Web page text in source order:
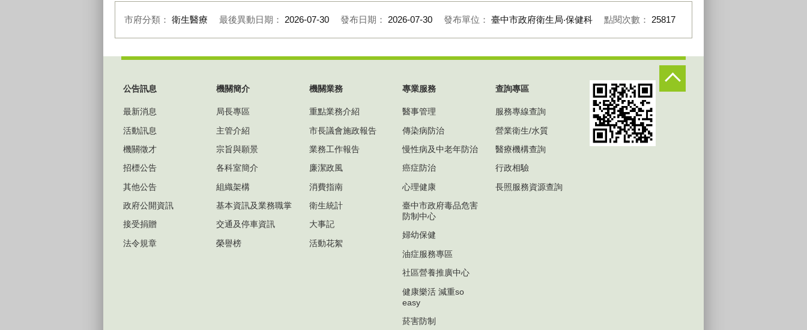
市府分類： 衛生醫療 最後異動日期： 2026-07-30 發布日期： 2026-07-30 發布單位： 臺中市政府衛生局‧保健科 點閱次數： 25817
公告訊息
最新消息
活動訊息
機關徵才
招標公告
其他公告
政府公開資訊
接受捐贈
法令規章
機關簡介
局長專區
主管介紹
宗旨與願景
各科室簡介
組織架構
基本資訊及業務職掌
交通及停車資訊
榮譽榜
機關業務
重點業務介紹
市長議會施政報告
業務工作報告
廉潔政風
消費指南
衛生統計
大事記
活動花絮
專業服務
醫事管理
傳染病防治
慢性病及中老年防治
癌症防治
心理健康
臺中市政府毒品危害
防制中心
婦幼保健
油症服務專區
社區營養推廣中心
健康樂活 減重so
easy
菸害防制
查詢專區
服務專線查詢
營業衛生/水質
醫療機構查詢
行政相驗
長照服務資源查詢